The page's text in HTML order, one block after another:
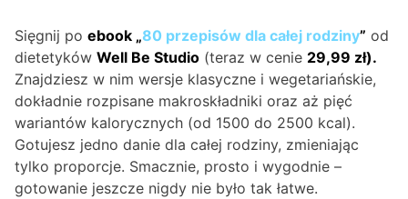
Sięgnij po ebook „80 przepisów dla całej rodziny” od
dietetyków Well Be Studio (teraz w cenie 29,99 zł).
Znajdziesz w nim wersje klasyczne i wegetariańskie,
dokładnie rozpisane makroskładniki oraz aż pięć
wariantów kalorycznych (od 1500 do 2500 kcal).
Gotujesz jedno danie dla całej rodziny, zmieniając
tylko proporcje. Smacznie, prosto i wygodnie –
gotowanie jeszcze nigdy nie było tak łatwe.